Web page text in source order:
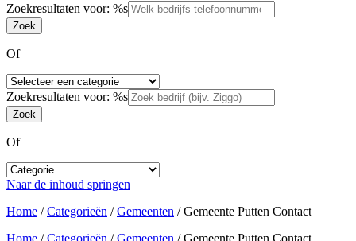
Zoekresultaten voor: %s
Of
Zoekresultaten voor: %s
Of
Naar de inhoud springen
Home /Categorieën /Gemeenten /Gemeente Putten Contact
Home /Categorieën /Gemeenten /Gemeente Putten Contact